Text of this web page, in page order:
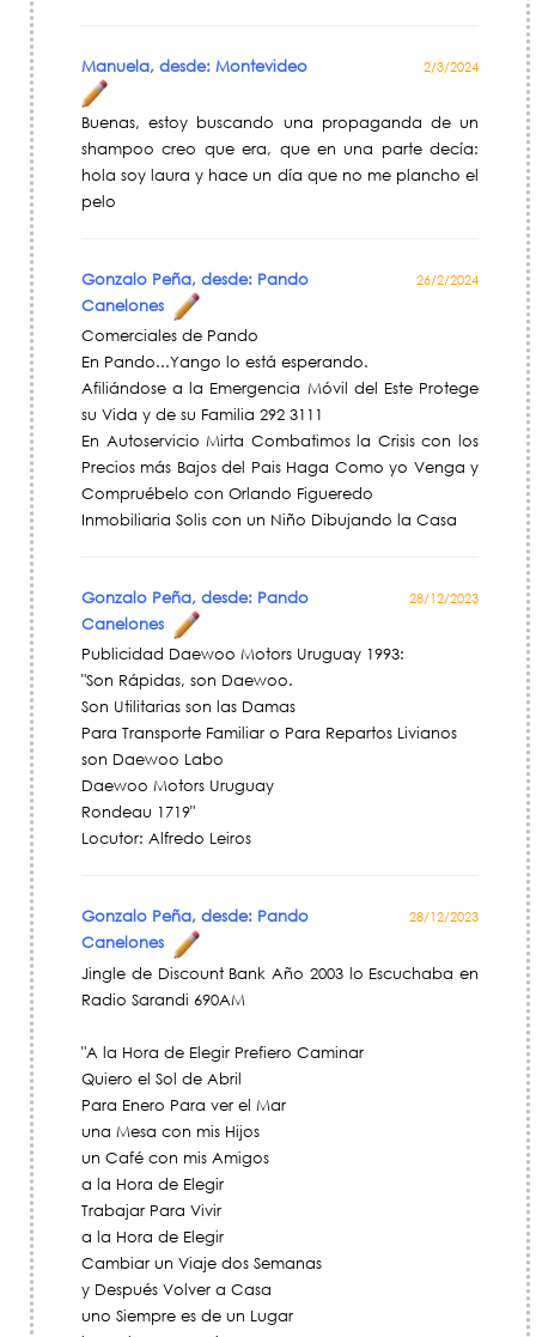
Manuela, desde: Montevideo 2/3/2024
Buenas, estoy buscando una propaganda de un
shampoo creo que era, que en una parte decía:
hola soy laura y hace un día que no me plancho el
pelo
Gonzalo Peña, desde: Pando
Canelones
26/2/2024
Comerciales de Pando
En Pando...Yango lo está esperando.
Afiliándose a la Emergencia Móvil del Este Protege
su Vida y de su Familia 292 3111
En Autoservicio Mirta Combatimos la Crisis con los
Precios más Bajos del Pais Haga Como yo Venga y
Compruébelo con Orlando Figueredo
Inmobiliaria Solis con un Niño Dibujando la Casa
Gonzalo Peña, desde: Pando
Canelones
28/12/2023
Publicidad Daewoo Motors Uruguay 1993:
"Son Rápidas, son Daewoo.
Son Utilitarias son las Damas
Para Transporte Familiar o Para Repartos Livianos
son Daewoo Labo
Daewoo Motors Uruguay
Rondeau 1719"
Locutor: Alfredo Leiros
Gonzalo Peña, desde: Pando
Canelones
28/12/2023
Jingle de Discount Bank Año 2003 lo Escuchaba en
Radio Sarandi 690AM
"A la Hora de Elegir Prefiero Caminar
Quiero el Sol de Abril
Para Enero Para ver el Mar
una Mesa con mis Hijos
un Café con mis Amigos
a la Hora de Elegir
Trabajar Para Vivir
a la Hora de Elegir
Cambiar un Viaje dos Semanas
y Después Volver a Casa
uno Siempre es de un Lugar